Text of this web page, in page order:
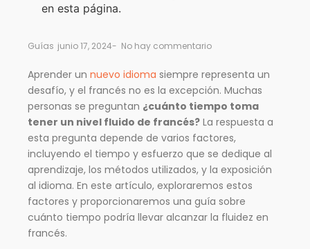
en esta página.
Guías junio 17, 2024- No hay commentario
Aprender un nuevo idioma siempre representa un
desafío, y el francés no es la excepción. Muchas
personas se preguntan ¿cuánto tiempo toma
tener un nivel fluido de francés? La respuesta a
esta pregunta depende de varios factores,
incluyendo el tiempo y esfuerzo que se dedique al
aprendizaje, los métodos utilizados, y la exposición
al idioma. En este artículo, exploraremos estos
factores y proporcionaremos una guía sobre
cuánto tiempo podría llevar alcanzar la fluidez en
francés.